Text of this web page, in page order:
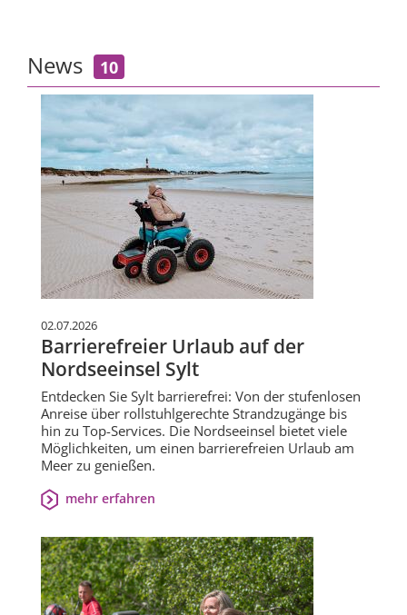
News 10
02.07.2026
Barrierefreier Urlaub auf der
Nordseeinsel Sylt
Entdecken Sie Sylt barrierefrei: Von der stufenlosen
Anreise über rollstuhlgerechte Strandzugänge bis
hin zu Top-Services. Die Nordseeinsel bietet viele
Möglichkeiten, um einen barrierefreien Urlaub am
Meer zu genießen.
mehr erfahren